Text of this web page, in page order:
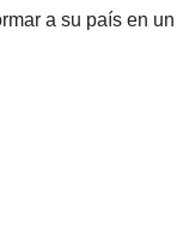
a su país en